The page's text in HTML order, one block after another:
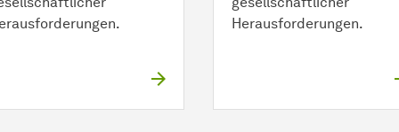
Herausforderungen.